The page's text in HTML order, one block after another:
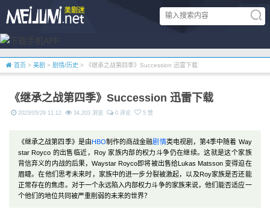
首页 > 美剧 > 剧情/历史 > 《继承之战第四季》Succession 迅雷下载
《继承之战第四季》Succession 迅雷下载
2023/05/29 11:12 34,203 浏览 0 评论 5 赞
《继承之战第四季》是由HBO制作的商战金融剧情类电视剧，第4季中随着 Way
star Royco 的出售临近，Roy 家族内部的权力斗争仍在继续。这就是这个家族
背信弃义的内战的后果，Waystar Royco即将被出售给Lukas Matsson 变得迫在
眉睫。在他们思考未来时，家族中的进一步分裂被激起，以及Roy家族是否还能
正常存在的焦虑。对于一个永远陷入内部权力斗争的家族来说，他们能否适应一
个他们的地位共同被严重削弱的未来的世界？